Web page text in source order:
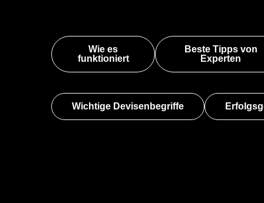
Wie es
funktioniert
Beste Tipps von
Experten
Wichtige Devisenbegriffe